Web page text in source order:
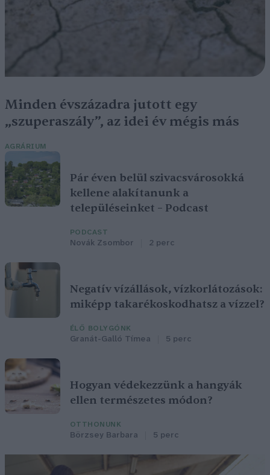
Minden évszázadra jutott egy
„szuperaszály”, az idei év mégis más
AGRÁRIUM
Pár éven belül szivacsvárosokká
kellene alakítanunk a
településeinket – Podcast
PODCAST
Novák Zsombor 2 perc
Negatív vízállások, vízkorlátozások:
miképp takarékoskodhatsz a vízzel?
ÉLŐ BOLYGÓNK
Granát-Galló Tímea 5 perc
Hogyan védekezzünk a hangyák
ellen természetes módon?
OTTHONUNK
Börzsey Barbara 5 perc